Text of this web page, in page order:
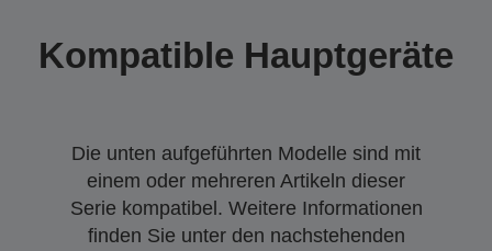
Kompatible Hauptgeräte
Die unten aufgeführten Modelle sind mit
einem oder mehreren Artikeln dieser
Serie kompatibel. Weitere Informationen
finden Sie unter den nachstehenden